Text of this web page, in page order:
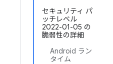
セキュリティ パ
ッチレベル
2022-01-05 の
脆弱性の詳細
Android ラン
タイム